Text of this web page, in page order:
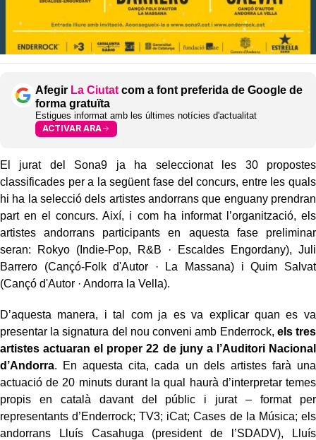
Afegir La Ciutat com a font preferida de Google de
forma gratuïta
Estigues informat amb les últimes notícies d'actualitat
ACTIVAR ARA
El jurat del Sona9 ja ha seleccionat les 30 propostes
classificades per a la següent fase del concurs, entre les quals
hi ha la selecció dels artistes andorrans que enguany prendran
part en el concurs. Així, i com ha informat l’organització, els
artistes andorrans participants en aquesta fase preliminar
seran: Rokyo (Indie-Pop, R&B · Escaldes Engordany), Juli
Barrero (Cançó-Folk d'Autor · La Massana) i Quim Salvat
(Cançó d'Autor · Andorra la Vella).
D’aquesta manera, i tal com ja es va explicar quan es va
presentar la signatura del nou conveni amb Enderrock, els tres
artistes actuaran el proper 22 de juny a l’Auditori Nacional
d’Andorra. En aquesta cita, cada un dels artistes farà una
actuació de 20 minuts durant la qual haurà d’interpretar temes
propis en català davant del públic i jurat – format per
representants d’Enderrock; TV3; iCat; Cases de la Música; els
andorrans Lluís Casahuga (president de l’SDADV), Lluís